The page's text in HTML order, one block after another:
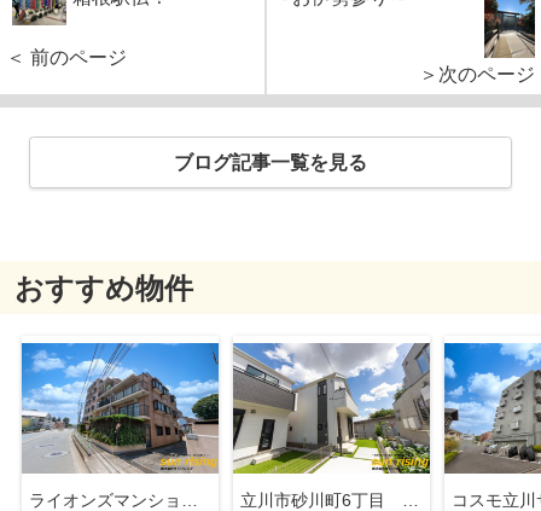
＜ 前のページ
＞次のページ
ブログ記事一覧を見る
おすすめ物件